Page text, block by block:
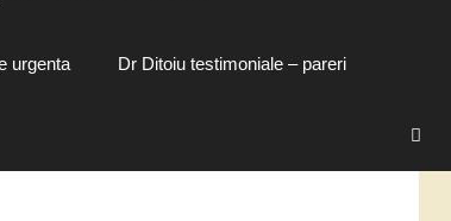
urgenta Dr Ditoiu testimoniale – pareri